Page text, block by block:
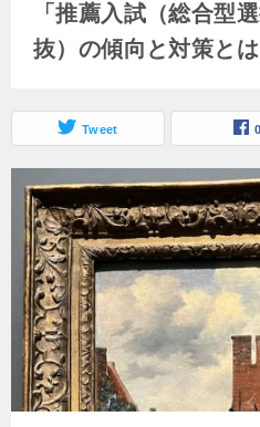
「推薦入試（総合型
抜）の傾向と対策と
Tweet 0